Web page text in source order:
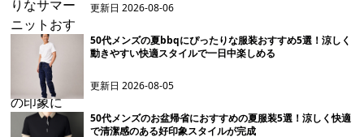
更新日2026-08-06
50代メンズの夏bbqにぴったりな服装おすすめ5選！涼しく
動きやすい快適スタイルで一日中楽しめる
更新日2026-08-05
50代メンズのお盆帰省におすすめの夏服装5選！涼しく快適
で清潔感のある好印象スタイルが完成